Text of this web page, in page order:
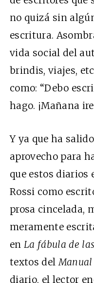
no quizá sin
escritura.
vida social del
brindis, viajes,
como: “Debo
hago. ¡Mañana
Y ya que ha
aprovecho para
que estos diarios
Rossi como
prosa cincelada,
meramente
enLa fábula de
textos del
diario, el lector